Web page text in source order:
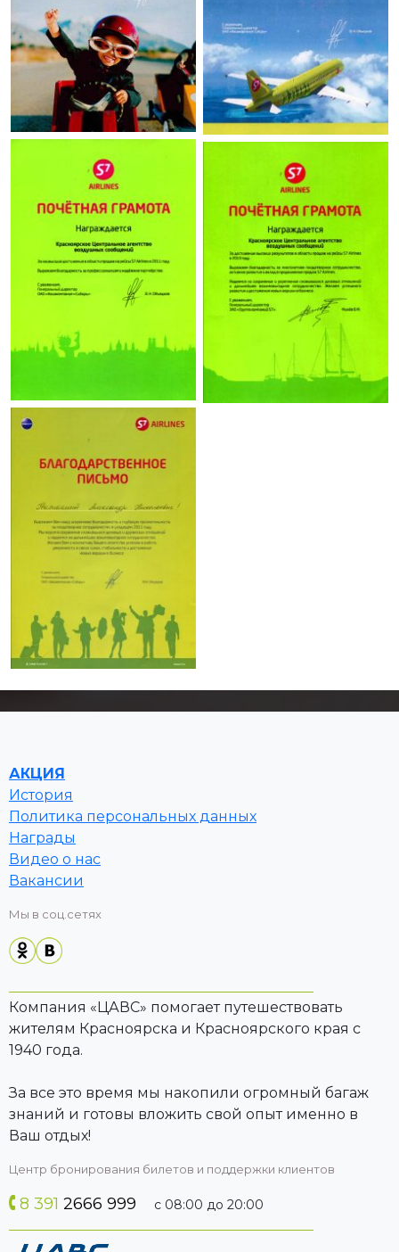
Компания «ЦАВС» помогает путешествовать
жителям Красноярска и Красноярского края с
1940 года.
За все это время мы накопили огромный багаж
знаний и готовы вложить свой опыт именно в
Ваш отдых!
Центр бронирования билетов и поддержки клиентов
8 391 2666 999 с 08:00 до 20:00
АКЦИЯ
История
Политика персональных данных
Награды
Видео о нас
Вакансии
Мы в соц.сетях